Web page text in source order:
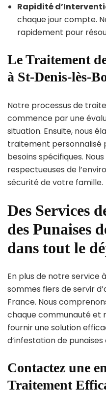
Rapidité
chaque jour compte.
rapidement pour
Le Traitement
à St-Denis-lès-
Notre processus de
commence par une
situation. Ensuite, nous
traitement personnalisé
besoins spécifiques.
respectueuses de
sécurité de votre famille.
Des Services
des Punaises
dans tout le
En plus de notre service
sommes fiers de servir
France. Nous
chaque communauté et
fournir une solution
d’infestation de punaises
Contactez une
Traitement